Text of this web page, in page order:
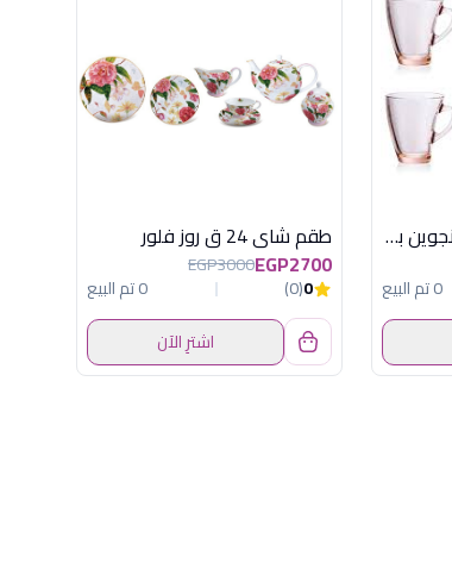
طقم 6 مج 295 س ل بنجوين بينك باسابتشة
0 تم البيع
طقم شاى 24 ق روز فلور
EGP2700
EGP3000
0
(0)
0 تم البيع
اشترِ الآن